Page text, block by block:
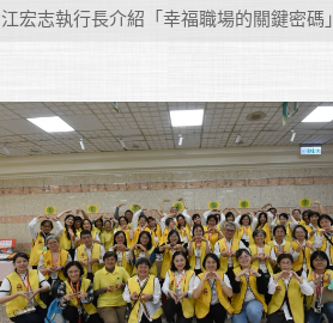
江宏志執行長介紹「幸福職場的關鍵密碼」